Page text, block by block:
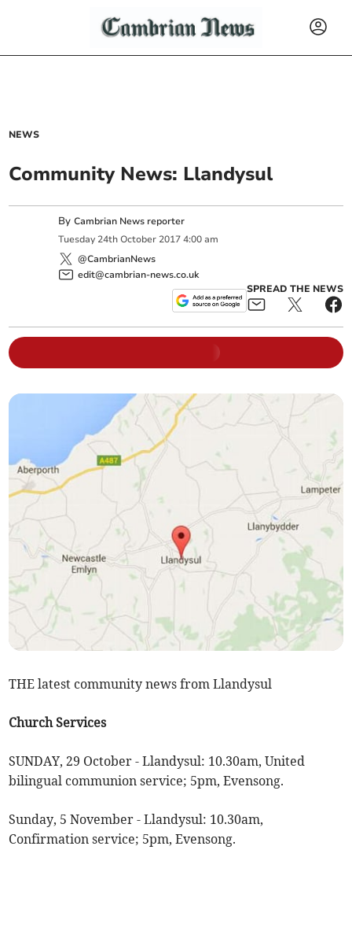
NEWS
Community News: Llandysul
ByCambrian News reporter
Tuesday 24th October 2017 4:00 am
@CambrianNews
edit@cambrian-news.co.uk
SPREAD THE NEWS
THE latest community news from Llandysul
Church Services
SUNDAY, 29 October - Llandysul: 10.30am, United
bilingual communion service; 5pm, Evensong.
Sunday, 5 November - Llandysul: 10.30am,
Confirmation service; 5pm, Evensong.